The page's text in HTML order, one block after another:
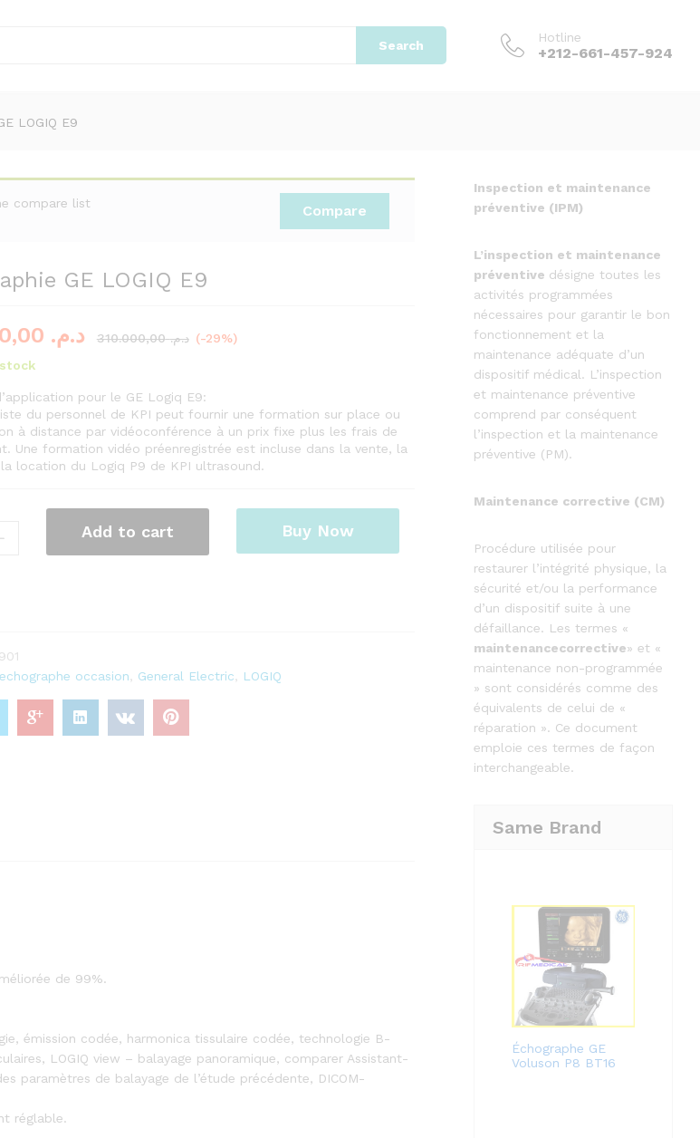
Search
Hotline
+212-661-457-924
LOGIQ E9
Compare
compare list
GE LOGIQ E9
د.م. د.م.310.000,00
(-29%)
pour le GE Logiq E9:
du personnel de KPI peut fournir une formation sur place ou
à distance par vidéoconférence à un prix fixe plus les frais de
Une formation vidéo préenregistrée est incluse dans la vente, la
location du Logiq P9 de KPI ultrasound.
Add to cart Buy Now
echographe occasion General Electric LOGIQ
de 99%.
émission codée, harmonica tissulaire codée, technologie B-
LOGIQ view – balayage panoramique, comparer Assistant-
paramètres de balayage de l’étude précédente, DICOM-
réglable.
Inspection et maintenance
préventive (IPM)
L’inspection et maintenance
préventive désigne toutes les
activités programmées
nécessaires pour garantir le bon
fonctionnement et la
maintenance adéquate d’un
dispositif médical. L’inspection
et maintenance préventive
comprend par conséquent
l’inspection et la maintenance
préventive (PM).
Maintenance corrective (CM)
Procédure utilisée pour
restaurer l’intégrité physique, la
sécurité et/ou la performance
d’un dispositif suite à une
défaillance. Les termes «
maintenancecorrective» et «
maintenance non-programmée
» sont considérés comme des
équivalents de celui de «
réparation ». Ce document
emploie ces termes de façon
interchangeable.
Same Brand
Échographe GE
Voluson P8 BT16
310.000,00